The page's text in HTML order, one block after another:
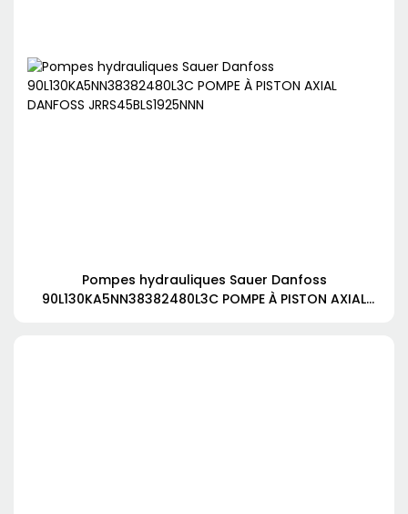
Pompes hydrauliques Sauer Danfoss
90L130KA5NN38382480L3C POMPE À PISTON AXIAL